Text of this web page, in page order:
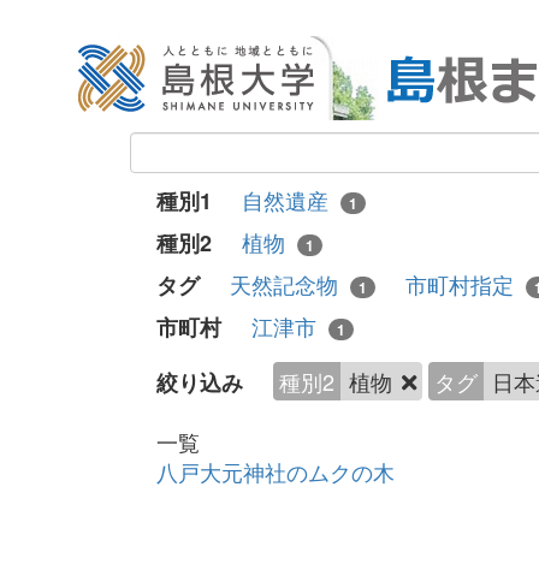
種別1 自然遺産 1
種別2 植物 1
タグ 天然記念物 1 市町村指定
市町村 江津市 1
絞り込み 種別2 植物 タグ 日
一覧
八戸大元神社のムクの木